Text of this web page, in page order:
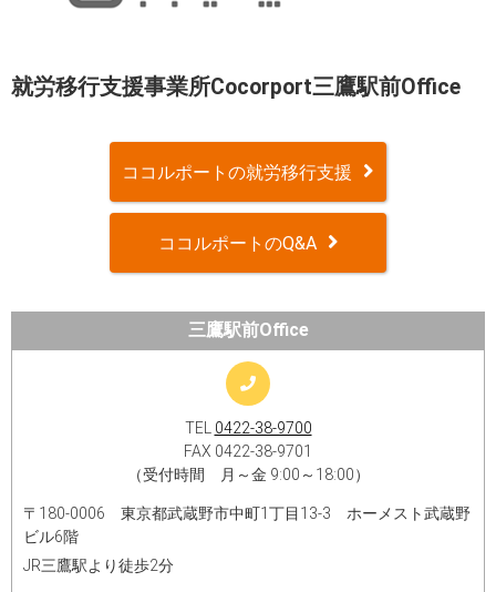
就労移行支援事業所Cocorport三鷹駅前Office
ココルポートの就労移行支援
ココルポートのQ&A
三鷹駅前Office
TEL 0422-38-9700
FAX 0422-38-9701
（受付時間 月～金 9:00～18:00）
〒180-0006 東京都武蔵野市中町1丁目13-3 ホーメスト武蔵野
ビル6階
JR三鷹駅より徒歩2分